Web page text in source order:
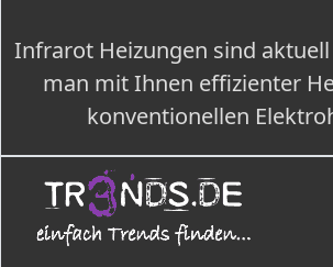
Infrarot Heizungen sind
man mit Ihnen effizienter
konventionellen